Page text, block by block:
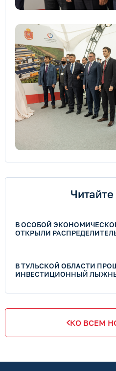
В ОСОБОЙ
ОТКРЫЛИ
В ТУЛЬСКОЙ ОБЛАСТИ
ИНВЕСТИЦИОННЫЙ
КО ВСЕМ